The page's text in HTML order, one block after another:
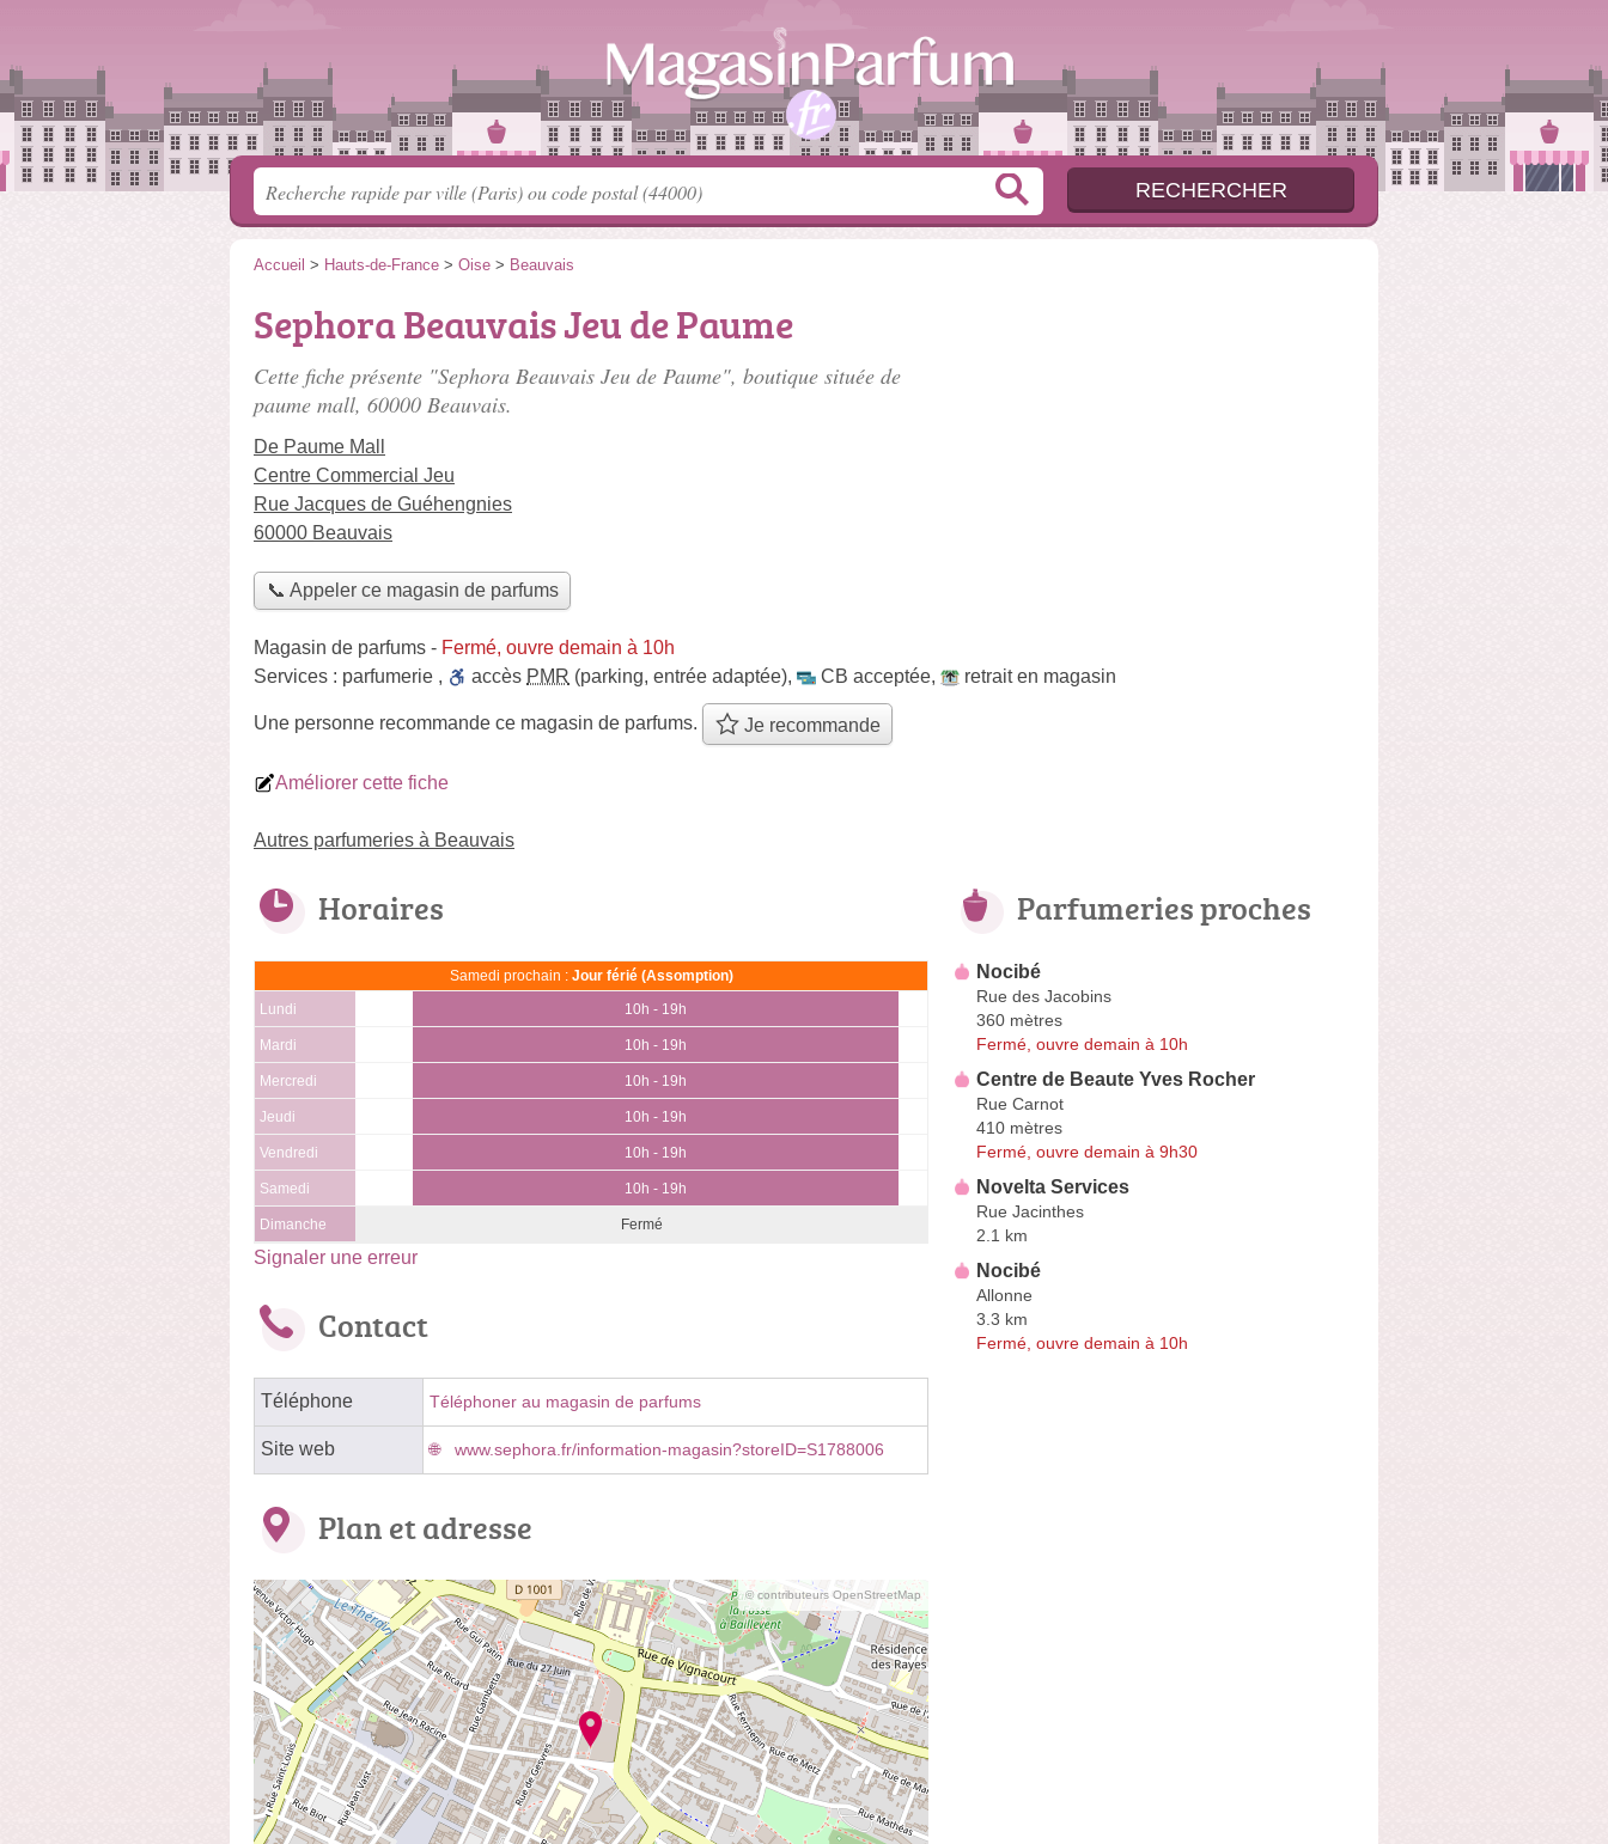
Accueil > Hauts-de-France > Oise > Beauvais
Sephora Beauvais Jeu de Paume
Cette fiche présente "Sephora Beauvais Jeu de Paume", boutique située de
paume mall, 60000 Beauvais.
De Paume Mall
Centre Commercial Jeu
Rue Jacques de Guéhengnies
60000 Beauvais
📞 Appeler ce magasin de parfums
Magasin de parfums - Fermé, ouvre demain à 10h
Services : parfumerie , accès PMR (parking, entrée adaptée), CB acceptée, retrait en magasin
Une personne recommande ce magasin de parfums. Je recommande
Améliorer cette fiche
Autres parfumeries à Beauvais
Horaires
Samedi prochain : Jour férié (Assomption)
Lundi 10h - 19h
Mardi 10h - 19h
Mercredi 10h - 19h
Jeudi 10h - 19h
Vendredi 10h - 19h
Samedi 10h - 19h
Dimanche Fermé
Signaler une erreur
Contact
Téléphone Téléphoner au magasin de parfums
Site web www.sephora.fr/information-magasin?storeID=S1788006
Plan et adresse
© contributeurs OpenStreetMap
Parfumeries proches
Nocibé
Rue des Jacobins
360 mètres
Fermé, ouvre demain à 10h
Centre de Beaute Yves Rocher
Rue Carnot
410 mètres
Fermé, ouvre demain à 9h30
Novelta Services
Rue Jacinthes
2.1 km
Nocibé
Allonne
3.3 km
Fermé, ouvre demain à 10h